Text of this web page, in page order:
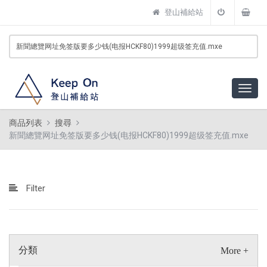
登山補給站
商品列表
搜尋
新聞總覽网址免签版要多少钱(电报HCKF80)1999超级签充值.mxe
Filter
分類